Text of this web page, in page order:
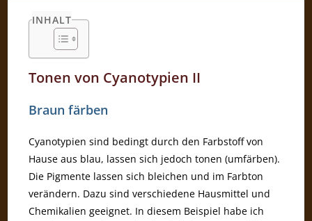
INHALT
Tonen von Cyanotypien II
Braun färben
Cyanotypien sind bedingt durch den Farbstoff von
Hause aus blau, lassen sich jedoch tonen (umfärben).
Die Pigmente lassen sich bleichen und im Farbton
verändern. Dazu sind verschiedene Hausmittel und
Chemikalien geeignet. In diesem Beispiel habe ich